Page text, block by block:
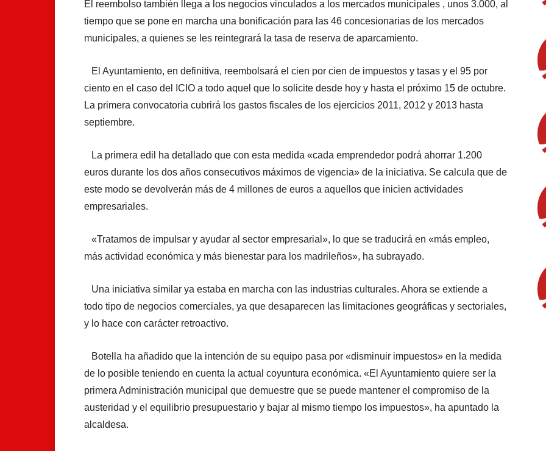
El reembolso también llega a los negocios vinculados a los mercados municipales , unos 3.000, al
tiempo que se pone en marcha una bonificación para las 46 concesionarias de los mercados
municipales, a quienes se les reintegrará la tasa de reserva de aparcamiento.
El Ayuntamiento, en definitiva, reembolsará el cien por cien de impuestos y tasas y el 95 por
ciento en el caso del ICIO a todo aquel que lo solicite desde hoy y hasta el próximo 15 de octubre.
La primera convocatoria cubrirá los gastos fiscales de los ejercicios 2011, 2012 y 2013 hasta
septiembre.
La primera edil ha detallado que con esta medida «cada emprendedor podrá ahorrar 1.200
euros durante los dos años consecutivos máximos de vigencia» de la iniciativa. Se calcula que de
este modo se devolverán más de 4 millones de euros a aquellos que inicien actividades
empresariales.
«Tratamos de impulsar y ayudar al sector empresarial», lo que se traducirá en «más empleo,
más actividad económica y más bienestar para los madrileños», ha subrayado.
Una iniciativa similar ya estaba en marcha con las industrias culturales. Ahora se extiende a
todo tipo de negocios comerciales, ya que desaparecen las limitaciones geográficas y sectoriales,
y lo hace con carácter retroactivo.
Botella ha añadido que la intención de su equipo pasa por «disminuir impuestos» en la medida
de lo posible teniendo en cuenta la actual coyuntura económica. «El Ayuntamiento quiere ser la
primera Administración municipal que demuestre que se puede mantener el compromiso de la
austeridad y el equilibrio presupuestario y bajar al mismo tiempo los impuestos», ha apuntado la
alcaldesa.